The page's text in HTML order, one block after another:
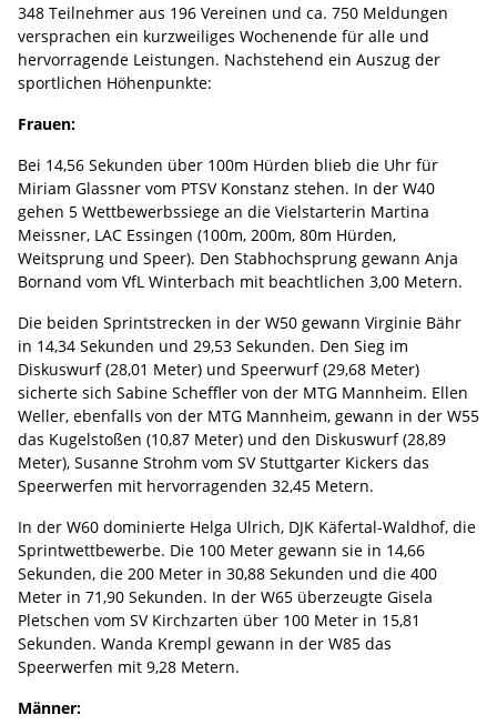
348 Teilnehmer aus 196 Vereinen und ca. 750 Meldungen
versprachen ein kurzweiliges Wochenende für alle und
hervorragende Leistungen. Nachstehend ein Auszug der
sportlichen Höhenpunkte:
Frauen:
Bei 14,56 Sekunden über 100m Hürden blieb die Uhr für
Miriam Glassner vom PTSV Konstanz stehen. In der W40
gehen 5 Wettbewerbssiege an die Vielstarterin Martina
Meissner, LAC Essingen (100m, 200m, 80m Hürden,
Weitsprung und Speer). Den Stabhochsprung gewann Anja
Bornand vom VfL Winterbach mit beachtlichen 3,00 Metern.
Die beiden Sprintstrecken in der W50 gewann Virginie Bähr
in 14,34 Sekunden und 29,53 Sekunden. Den Sieg im
Diskuswurf (28,01 Meter) und Speerwurf (29,68 Meter)
sicherte sich Sabine Scheffler von der MTG Mannheim. Ellen
Weller, ebenfalls von der MTG Mannheim, gewann in der W55
das Kugelstoßen (10,87 Meter) und den Diskuswurf (28,89
Meter), Susanne Strohm vom SV Stuttgarter Kickers das
Speerwerfen mit hervorragenden 32,45 Metern.
In der W60 dominierte Helga Ulrich, DJK Käfertal-Waldhof, die
Sprintwettbewerbe. Die 100 Meter gewann sie in 14,66
Sekunden, die 200 Meter in 30,88 Sekunden und die 400
Meter in 71,90 Sekunden. In der W65 überzeugte Gisela
Pletschen vom SV Kirchzarten über 100 Meter in 15,81
Sekunden. Wanda Krempl gewann in der W85 das
Speerwerfen mit 9,28 Metern.
Männer: